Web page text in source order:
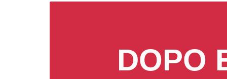
DOPO